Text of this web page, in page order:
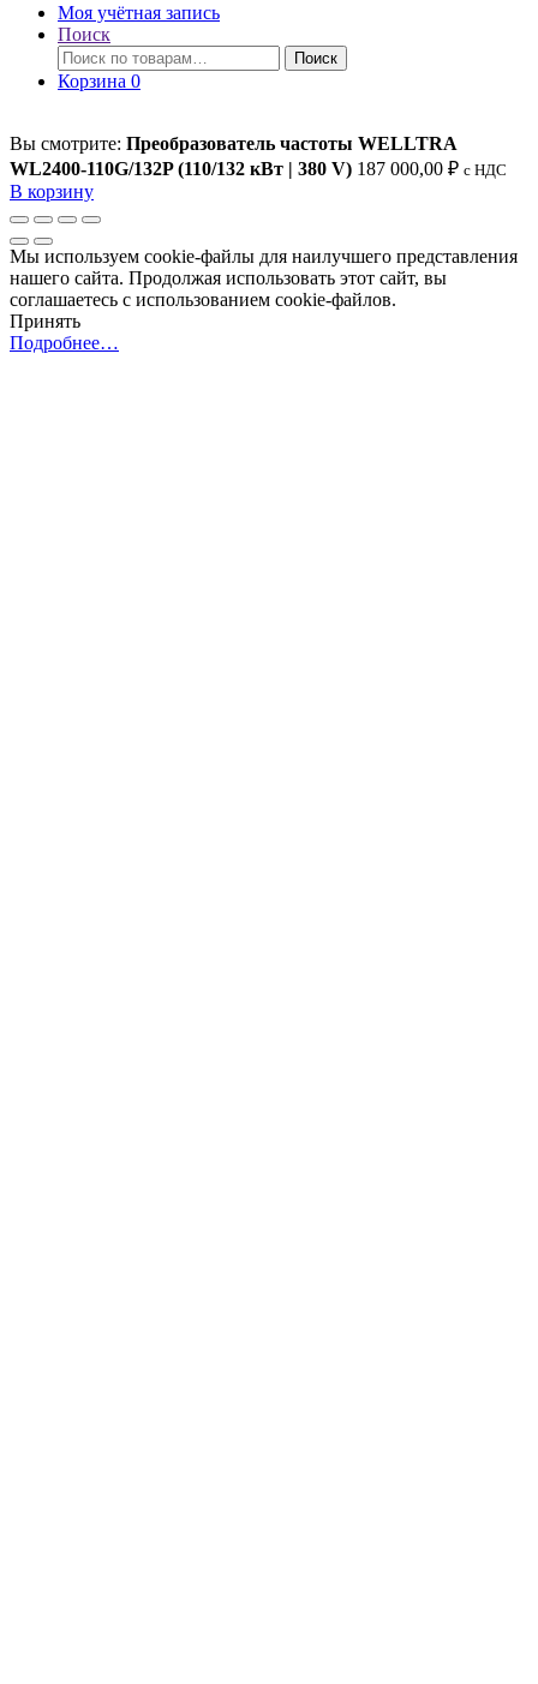
Моя учётная запись
Поиск
Искать:
Поиск
Корзина 0
Вы смотрите: Преобразователь частоты WELLTRA
WL2400-110G/132P (110/132 кВт | 380 V) 187 000,00 ₽ c НДС
В корзину
Мы используем cookie-файлы для наилучшего представления
нашего сайта. Продолжая использовать этот сайт, вы
соглашаетесь с использованием cookie-файлов.
Принять
Подробнее…